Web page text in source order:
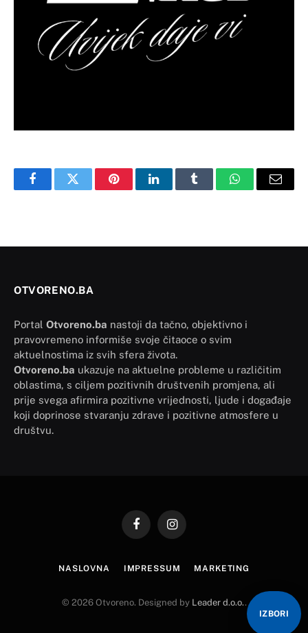
FacebookTwitter PinterestLinkedInTumblr WhatsAppEmail
OTVORENO.BA
Portal Otvoreno.ba nastoji da tačno, objektivno i
pravovremeno informiše svoje čitaoce o svim
aktuelnostima iz svih sfera života.
Otvoreno.ba ukazuje na aktuelne probleme u različitim
oblastima, s ciljem pozitivnih društvenih promjena, ali
prije svega afirmira pozitivne vrijednosti, ljude i događaje
koji doprinose stvaranju zdrave i pozitivne atmosfere u
društvu.
FacebookInstagram
NASLOVNA IMPRESSUM MARKETING
© 2026 Otvoreno. Designed by Leader d.o.o. .
IZBORI